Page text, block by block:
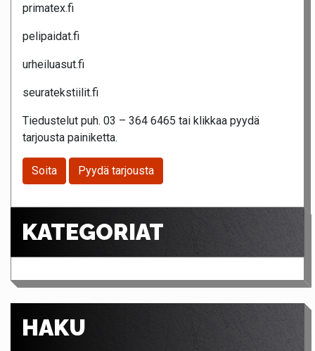
primatex.fi
pelipaidat.fi
urheiluasut.fi
seuratekstiilit.fi
Tiedustelut puh. 03 – 364 6465 tai klikkaa pyydä
tarjousta painiketta.
Soita Pyydä tarjousta
KATEGORIAT
HAKU